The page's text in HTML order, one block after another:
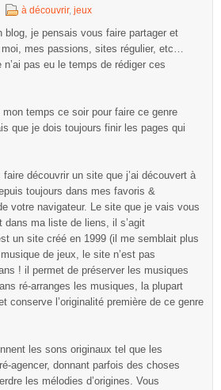
à découvrir, jeux
blog, je pensais vous faire partager et
mes passions, sites régulier, etc…
pas eu le temps de rédiger ces
temps ce soir pour faire ce genre
que je dois toujours finir les pages qui
découvrir un site que j’ai découvert à
toujours dans mes favoris &
votre navigateur. Le site que je vais vous
dans ma liste de liens, il s’agit
un site créé en 1999 (il me semblait plus
de jeux, le site n’est pas
! il permet de préserver les musiques
ré-arranges les musiques, la plupart
conserve l’originalité première de ce genre
les sons originaux tel que les
agencer, donnant parfois des choses
les mélodies d’origines. Vous